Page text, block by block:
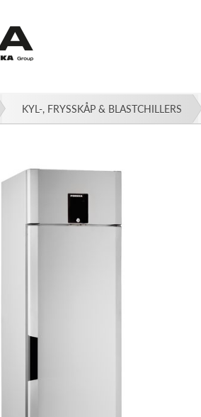
KYL-, FRYSSKÅP & BLASTCHILLERS